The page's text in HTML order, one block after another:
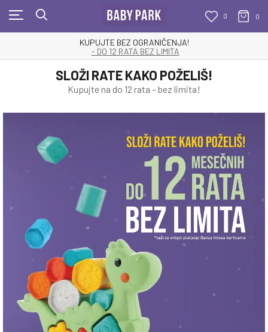
0 0
KUPUJTE BEZ OGRANIČENJA!
- DO 12 RATA BEZ LIMITA
SLOŽI RATE KAKO POŽELIŠ!
Kupujte na do 12 rata – bez limita!